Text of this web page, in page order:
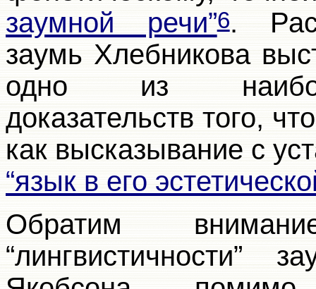
заумной речи”6.
заумь Хлебникова
одно из
доказательств того,
как высказывание с
“язык в его
Обратим